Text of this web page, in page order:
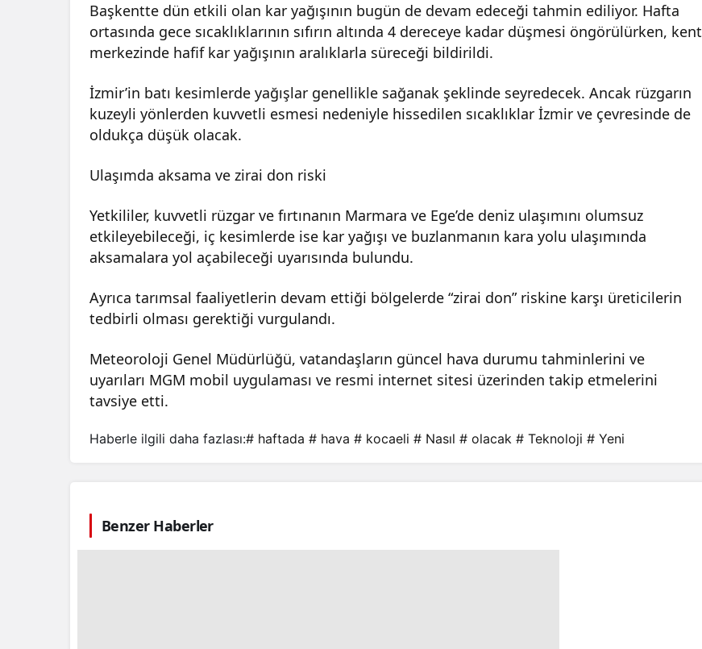
Başkentte dün etkili olan kar yağışının bugün de devam edeceği tahmin ediliyor. Hafta
ortasında gece sıcaklıklarının sıfırın altında 4 dereceye kadar düşmesi öngörülürken, kent
merkezinde hafif kar yağışının aralıklarla süreceği bildirildi.
İzmir’in batı kesimlerde yağışlar genellikle sağanak şeklinde seyredecek. Ancak rüzgarın
kuzeyli yönlerden kuvvetli esmesi nedeniyle hissedilen sıcaklıklar İzmir ve çevresinde de
oldukça düşük olacak.
Ulaşımda aksama ve zirai don riski
Yetkililer, kuvvetli rüzgar ve fırtınanın Marmara ve Ege’de deniz ulaşımını olumsuz
etkileyebileceği, iç kesimlerde ise kar yağışı ve buzlanmanın kara yolu ulaşımında
aksamalara yol açabileceği uyarısında bulundu.
Ayrıca tarımsal faaliyetlerin devam ettiği bölgelerde “zirai don” riskine karşı üreticilerin
tedbirli olması gerektiği vurgulandı.
Meteoroloji Genel Müdürlüğü, vatandaşların güncel hava durumu tahminlerini ve
uyarıları MGM mobil uygulaması ve resmi internet sitesi üzerinden takip etmelerini
tavsiye etti.
Haberle ilgili daha fazlası:# haftada # hava # kocaeli # Nasıl # olacak # Teknoloji # Yeni
Benzer Haberler